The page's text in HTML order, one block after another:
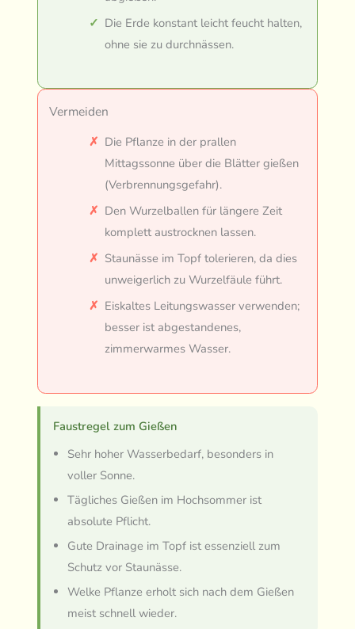
Die Erde konstant leicht feucht halten,
ohne sie zu durchnässen.
Vermeiden
Die Pflanze in der prallen
Mittagssonne über die Blätter gießen
(Verbrennungsgefahr).
Den Wurzelballen für längere Zeit
komplett austrocknen lassen.
Staunässe im Topf tolerieren, da dies
unweigerlich zu Wurzelfäule führt.
Eiskaltes Leitungswasser verwenden;
besser ist abgestandenes,
zimmerwarmes Wasser.
Faustregel zum Gießen
Sehr hoher Wasserbedarf, besonders in
voller Sonne.
Tägliches Gießen im Hochsommer ist
absolute Pflicht.
Gute Drainage im Topf ist essenziell zum
Schutz vor Staunässe.
Welke Pflanze erholt sich nach dem Gießen
meist schnell wieder.